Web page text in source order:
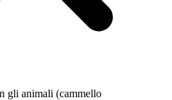
gli animali (cammello